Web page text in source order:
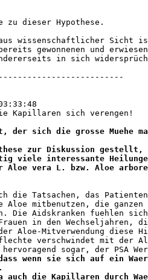
zu dieser Hypothese.
wissenschaftlicher Sicht
gewonnenen und
in sich
Kapillaren sich verengen!
der sich die grosse Muehe
zur Diskussion
viele interessante
Aloe vera L. bzw. Aloe
die Tatsachen, das
Aloe mitbenutzen, die ganzen
Die Aidskranken fuehlen
in den Wechseljahren,
Aloe-Mitverwendung diese
verschwindet mit der
hervoragend sogar, der PSA
wenn sie sich auf ein
auch die Kapillaren durch